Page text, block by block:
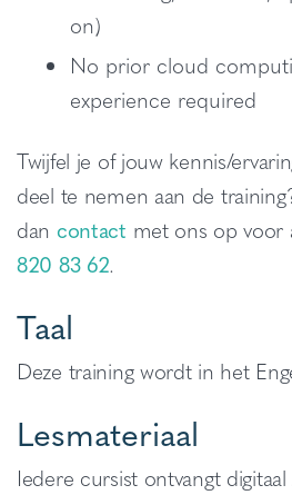
on)
No prior cloud
experience required
Twijfel je of jouw kennis/
deel te nemen aan de
dan contact met ons op voor
820 83 62.
Taal
Deze training wordt in het
Lesmateriaal
Iedere cursist ontvangt